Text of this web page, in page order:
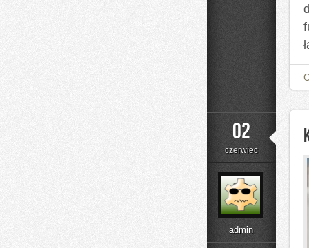
02
czerwiec
admin